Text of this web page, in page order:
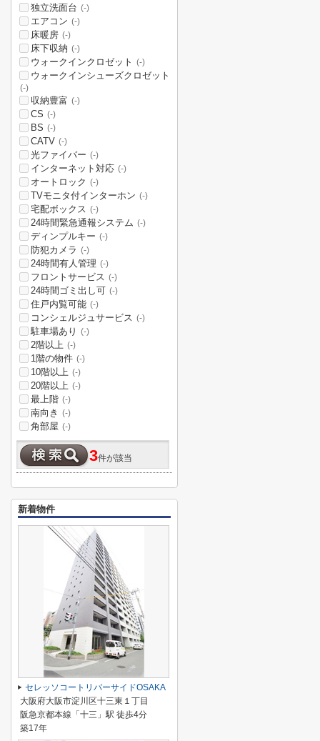
独立洗面台 (-)
エアコン (-)
床暖房 (-)
床下収納 (-)
ウォークインクロゼット (-)
ウォークインシューズクロゼット
(-)
収納豊富 (-)
CS (-)
BS (-)
CATV (-)
光ファイバー (-)
インターネット対応 (-)
オートロック (-)
TVモニタ付インターホン (-)
宅配ボックス (-)
24時間緊急通報システム (-)
ディンプルキー (-)
防犯カメラ (-)
24時間有人管理 (-)
フロントサービス (-)
24時間ゴミ出し可 (-)
住戸内覧可能 (-)
コンシェルジュサービス (-)
駐車場あり (-)
2階以上 (-)
1階の物件 (-)
10階以上 (-)
20階以上 (-)
最上階 (-)
南向き (-)
角部屋 (-)
3件が該当
新着物件
セレッソコートリバーサイドOSAKA
大阪府大阪市淀川区十三東１丁目
阪急京都本線「十三」駅 徒歩4分
築17年